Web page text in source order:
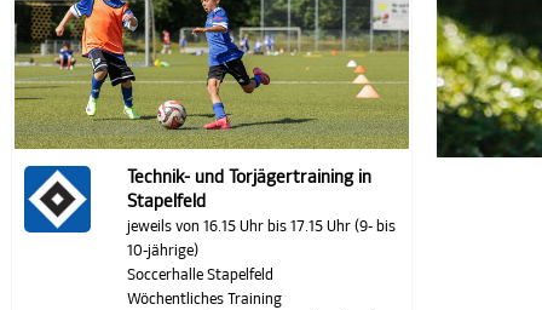
Technik- und Torjägertraining in
Stapelfeld
jeweils von 16.15 Uhr bis 17.15 Uhr (9- bis
10-jährige)
Soccerhalle Stapelfeld
Wöchentliches Training